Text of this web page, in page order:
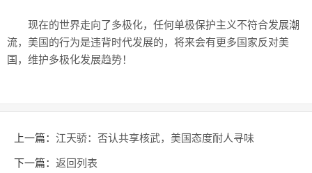
现在的世界走向了多极化，任何单极保护主义不符合发展潮
流，美国的行为是违背时代发展的，将来会有更多国家反对美
国，维护多极化发展趋势！
上一篇： 江天骄：否认共享核武，美国态度耐人寻味
下一篇： 返回列表